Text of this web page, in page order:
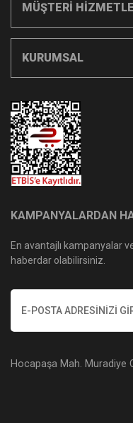
MÜŞTERİ
KURUMSAL
KAMPANYALARDAN
En avantajlı kampanyalar
haberdar olabilirsiniz.
Hocapaşa Mah. Muradiye